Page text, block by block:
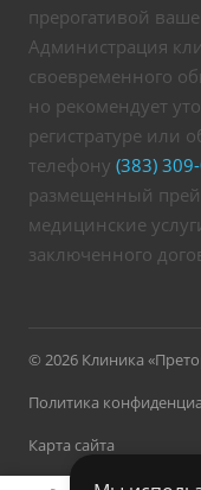
прерогативой
Администрация
своевременного
но рекомендует
регистратуре или
телефону (383)
размещенный
медицинские
заключенного
© 2026 Клиника
Политика
Карта сайта